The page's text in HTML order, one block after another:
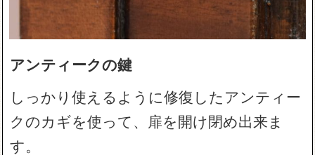
アンティークの鍵
しっかり使えるように修復したアンティー
クのカギを使って、扉を開け閉め出来ま
す。